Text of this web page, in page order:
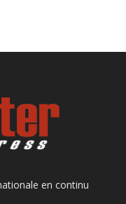
en continu